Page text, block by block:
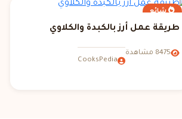
شائع
طريقة عمل أرز بالكبدة والكلاوي
8475 مشاهدة
CooksPedia